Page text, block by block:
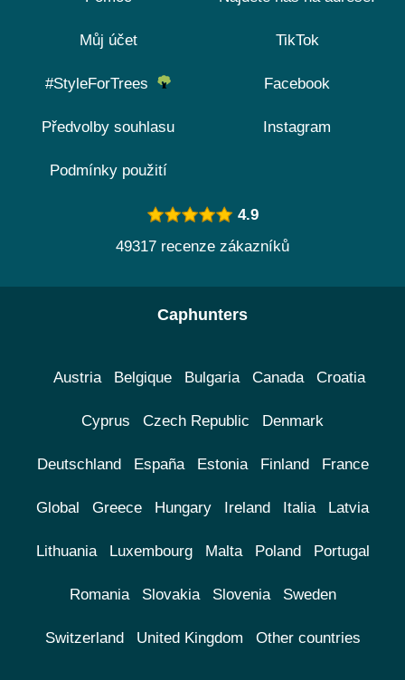
Můj účet
#StyleForTrees
Předvolby souhlasu
Podmínky použití
TikTok
Facebook
Instagram
4.9
49317 recenze zákazníků
Caphunters
Austria Belgique Bulgaria Canada Croatia
Cyprus Czech Republic Denmark
Deutschland España Estonia Finland France
Global Greece Hungary Ireland Italia Latvia
Lithuania Luxembourg Malta Poland Portugal
Romania Slovakia Slovenia Sweden
Switzerland United Kingdom Other countries